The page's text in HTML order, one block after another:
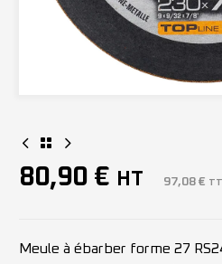
80,90 € HT 97,08 €
Meule à ébarber forme 27